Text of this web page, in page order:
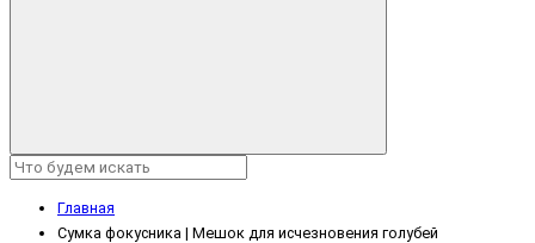
Главная
Сумка фокусника | Мешок для исчезновения голубей